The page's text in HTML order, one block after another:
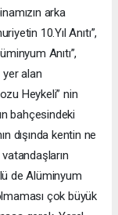
arka
10.Yıl Anıtı”,
Anıtı”,
yer alan
Heykeli” nin
bahçesindeki
dışında kentin ne
de Alüminyum
çok büyük